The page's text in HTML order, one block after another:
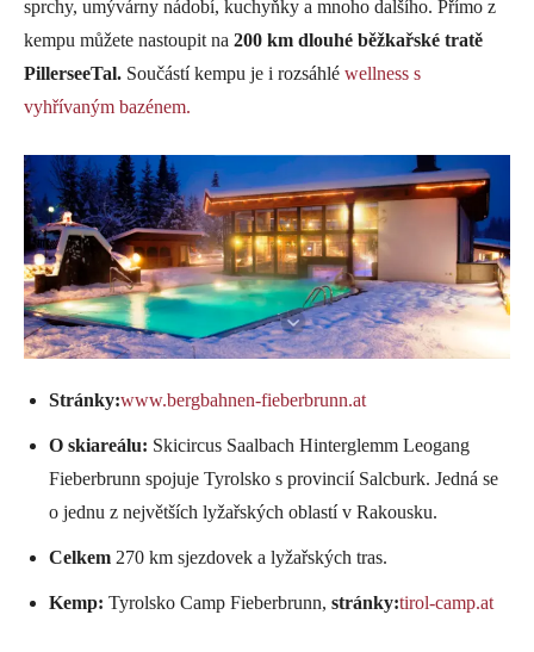
sprchy, umývárny nádobí, kuchyňky a mnoho dalšího. Přímo z
kempu můžete nastoupit na 200 km dlouhé běžkařské tratě
PillerseeTal. Součástí kempu je i rozsáhlé wellness s
vyhřívaným bazénem.
Stránky:www.bergbahnen-fieberbrunn.at
O skiareálu: Skicircus Saalbach Hinterglemm Leogang
Fieberbrunn spojuje Tyrolsko s provincií Salcburk. Jedná se
o jednu z největších lyžařských oblastí v Rakousku.
Celkem 270 km sjezdovek a lyžařských tras.
Kemp: Tyrolsko Camp Fieberbrunn, stránky:tirol-camp.at